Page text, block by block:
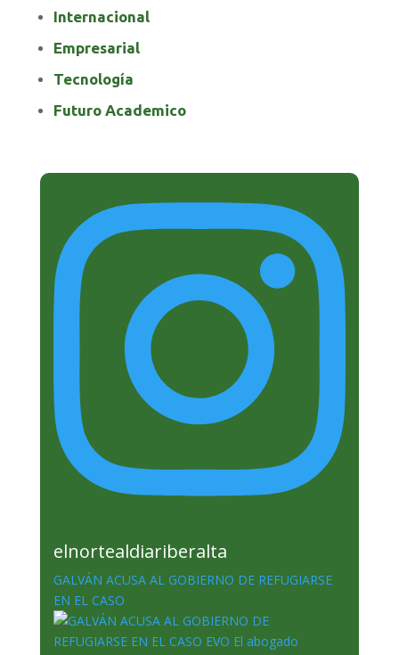
Internacional
Empresarial
Tecnología
Futuro Academico
elnortealdiariberalta
GALVÁN ACUSA AL GOBIERNO DE REFUGIARSE
EN EL CASO